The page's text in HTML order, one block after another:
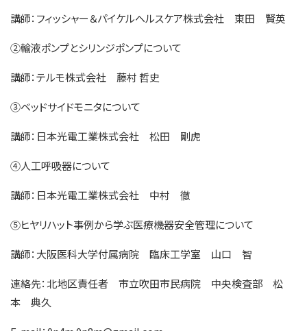
講師：フィッシャー＆パイケルヘルスケア株式会社 東田 賢英
②輸液ポンプとシリンジポンプについて
講師：テルモ株式会社 藤村 哲史
③ベッドサイドモニタについて
講師：日本光電工業株式会社 松田 剛虎
④人工呼吸器について
講師：日本光電工業株式会社 中村 徹
⑤ヒヤリハット事例から学ぶ医療機器安全管理について
講師：大阪医科大学付属病院 臨床工学室 山口 智
連絡先：北地区責任者 市立吹田市民病院 中央検査部 松
本 典久